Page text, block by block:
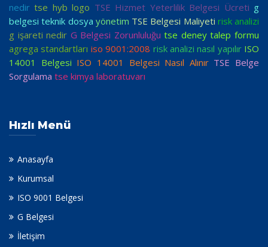
nedir tse hyb logo TSE Hizmet Yeterlilik Belgesi Ücreti g
belgesi teknik dosya yönetim TSE Belgesi Maliyeti risk analizi
g işareti nedir G Belgesi Zorunluluğu tse deney talep formu
agrega standartları iso 9001:2008 risk analizi nasıl yapılır ISO
14001 Belgesi ISO 14001 Belgesi Nasıl Alınır TSE Belge
Sorgulama tse kimya laboratuvarı
Hızlı Menü
Anasayfa
Kurumsal
ISO 9001 Belgesi
G Belgesi
İletişim